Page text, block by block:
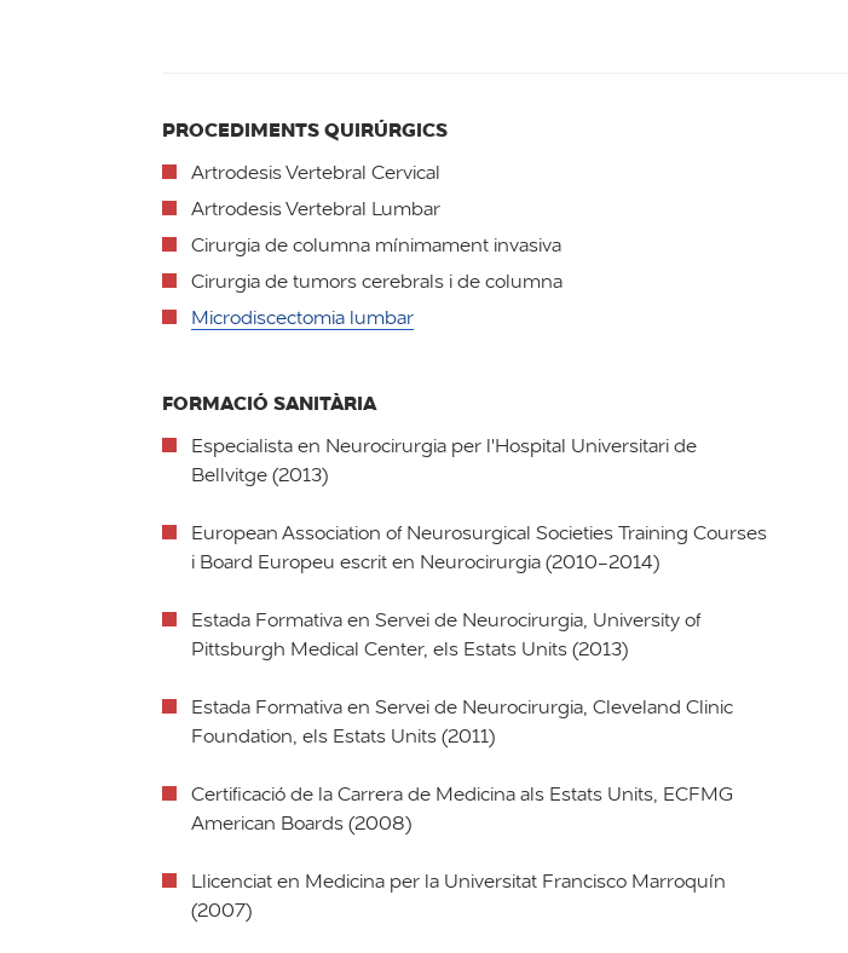
PROCEDIMENTS QUIRÚRGICS
Artrodesis Vertebral Cervical
Artrodesis Vertebral Lumbar
Cirurgia de columna mínimament invasiva
Cirurgia de tumors cerebrals i de columna
Microdiscectomia lumbar
FORMACIÓ SANITÀRIA
Especialista en Neurocirurgia per l'Hospital Universitari de
Bellvitge (2013)
European Association of Neurosurgical Societies Training Courses
i Board Europeu escrit en Neurocirurgia (2010-2014)
Estada Formativa en Servei de Neurocirurgia, University of
Pittsburgh Medical Center, els Estats Units (2013)
Estada Formativa en Servei de Neurocirurgia, Cleveland Clinic
Foundation, els Estats Units (2011)
Certificació de la Carrera de Medicina als Estats Units, ECFMG
American Boards (2008)
Llicenciat en Medicina per la Universitat Francisco Marroquín
(2007)